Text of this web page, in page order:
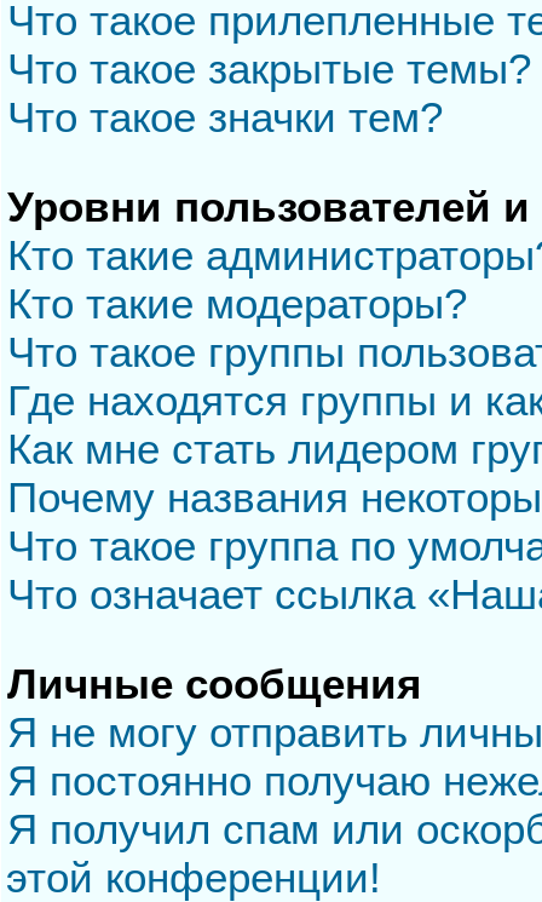
Что такое прилепленные
Что такое закрытые темы?
Что такое значки тем?
Уровни пользователей
Кто такие
Кто такие модераторы?
Что такое группы
Где находятся группы и
Как мне стать лидером
Почему названия
Что такое группа по
Что означает ссылка
Личные сообщения
Я не могу отправить
Я постоянно получаю
Я получил спам или
этой конференции!